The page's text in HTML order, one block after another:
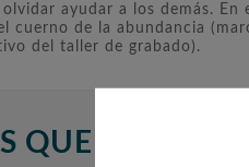
ayudar a los demás.
cuerno de la abundancia
del taller de grabado).
QUE